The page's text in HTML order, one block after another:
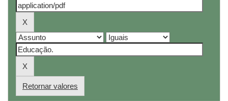
Retornar valores